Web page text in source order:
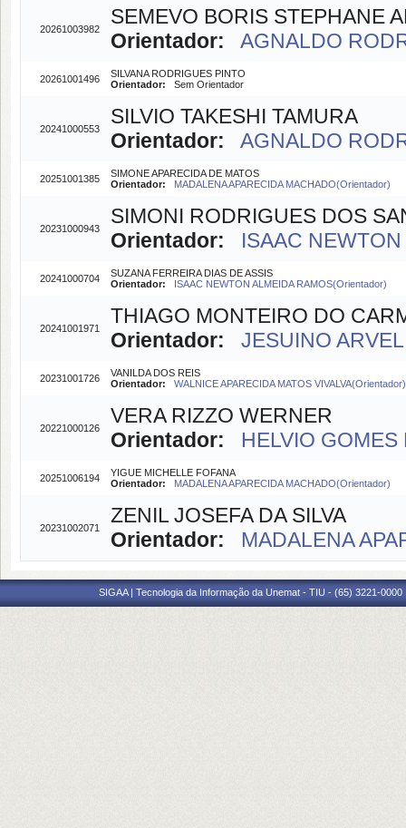
20261003982
SEMEVO BORIS STEPHANE
Orientador:
AGNALDO
20261001496
SILVANA RODRIGUES PINTO
Orientador: Sem Orientador
20241000553
SILVIO TAKESHI TAMURA
Orientador:
AGNALDO
20251001385
SIMONE APARECIDA DE MATOS
Orientador:
MADALENA APARECIDA MACHADO(Orientador)
20231000943
SIMONI RODRIGUES DOS
Orientador:
ISAAC
20241000704
SUZANA FERREIRA DIAS DE ASSIS
Orientador:
ISAAC NEWTON ALMEIDA RAMOS(Orientador)
20241001971
THIAGO MONTEIRO DO
Orientador:
JESUINO
20231001726
VANILDA DOS REIS
Orientador:
WALNICE APARECIDA MATOS VIVALVA(Orientador)
20221000126
VERA RIZZO WERNER
Orientador:
HELVIO
20251006194
YIGUE MICHELLE FOFANA
Orientador:
MADALENA APARECIDA MACHADO(Orientador)
20231002071
ZENIL JOSEFA DA SILVA
Orientador:
MADALENA
SIGAA | Tecnologia da Informação da Unemat - TIU - (65) 3221-